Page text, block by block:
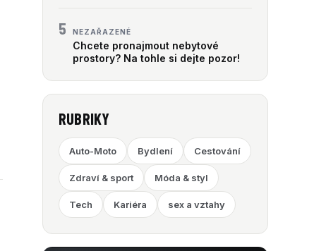
5 NEZAŘAZENÉ
Chcete pronajmout nebytové
prostory? Na tohle si dejte pozor!
RUBRIKY
Auto-Moto Bydlení Cestování
Zdraví & sport Móda & styl
Tech Kariéra sex a vztahy